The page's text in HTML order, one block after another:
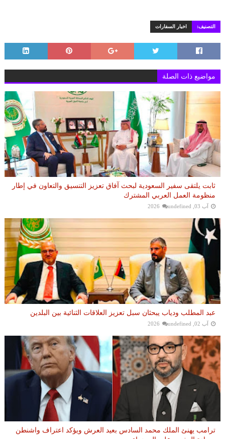
التصنيف: اخبار السفارات
مواضيع ذات الصلة
ثابت يلتقى سفير السعودية لبحث آفاق تعزيز التنسيق والتعاون في إطار
منظومة العمل العربي المشترك
آب 03, 2026 undefined
عبد المطلب ودياب يبحثان سبل تعزيز العلاقات الثنائية بين البلدين
آب 02, 2026 undefined
ترامب يهنئ الملك محمد السادس بعيد العرش ويؤكد اعتراف واشنطن